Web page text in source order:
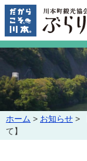
このページの本文へ
こ
の
ホーム > お知らせ >
て】